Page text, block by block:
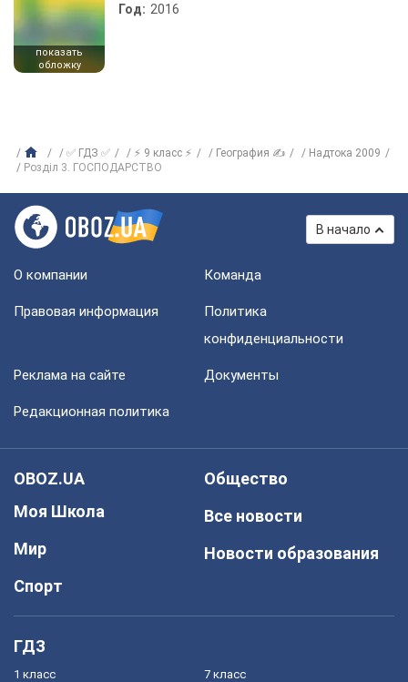
показать
обложку
Год: 2016
✅ ГДЗ ✅ ⚡ 9 класс ⚡ География ✍
Надтока 2009
Розділ 3. ГОСПОДАРСТВО
В начало
О компании Команда
Правовая информация
Политика
конфиденциальности
Реклама на сайте Документы
Редакционная политика
OBOZ.UA
Моя Школа
Мир
Спорт
Общество
Все новости
Новости образования
ГДЗ
1 класс 7 класс